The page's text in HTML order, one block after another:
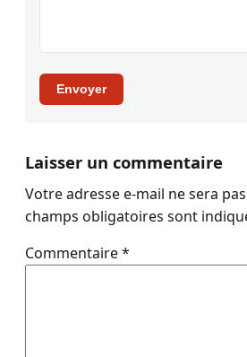
Envoyer
Laisser un commentaire
Votre adresse e-mail ne sera
champs obligatoires sont
Commentaire*